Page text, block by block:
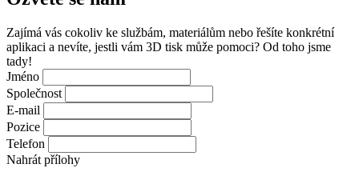
Zajímá vás cokoliv ke službám, materiálům nebo řešíte konkrétní
aplikaci a nevíte, jestli vám 3D tisk může pomoci? Od toho jsme
tady!
Jméno
Společnost
E-mail
Pozice
Telefon
Nahrát přílohy